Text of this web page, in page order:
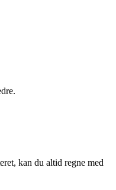
kan du altid regne med